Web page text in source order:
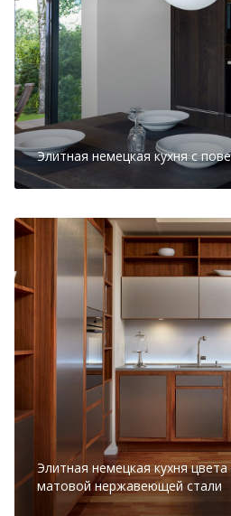
Элитная немецкая кухня с
Элитная немецкая кухня
матовой нержавеющей стали